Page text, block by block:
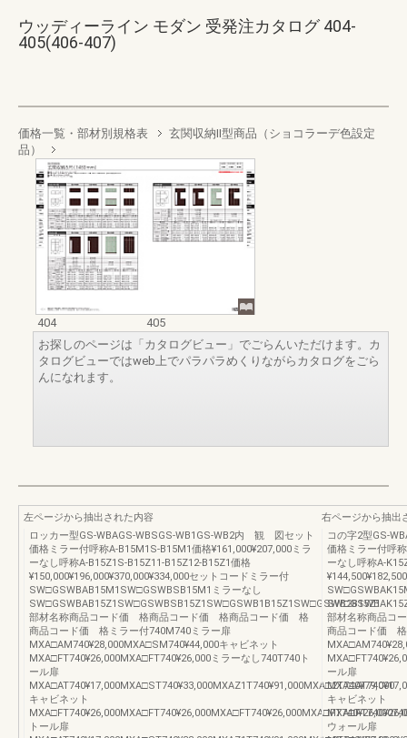
ウッディーライン モダン 受発注カタログ 404-
405(406-407)
価格一覧・部材別規格表
玄関収納II型商品（ショコラーデ色設定
品）
404
405
お探しのページは「カタログビュー」でごらんいただけます。カ
タログビューではweb上でパラパラめくりながらカタログをごら
んになれます。
左ページから抽出された内容
ロッカー型GS-WBAGS-WBSGS-WB1GS-WB2内 観 図セット
価格ミラー付呼称A-B15M1S-B15M1価格¥161,000¥207,000ミラ
ーなし呼称A-B15Z1S-B15Z11-B15Z12-B15Z1価格
¥150,000¥196,000¥370,000¥334,000セットコードミラー付
SW□GSWBAB15M1SW□GSWBSB15M1ミラーなし
SW□GSWBAB15Z1SW□GSWBSB15Z1SW□GSWB1B15Z1SW□GSWB2B15Z1
部材名称商品コード価 格商品コード価 格商品コード価 格
商品コード価 格ミラー付740M740ミラー扉
MXA□AM740¥28,000MXA□SM740¥44,000キャビネット
MXA□FT740¥26,000MXA□FT740¥26,000ミラーなし740T740ト
ール扉
MXA□AT740¥17,000MXA□ST740¥33,000MXAZ1T740¥91,000MXA□2T740¥79,000
キャビネット
トール扉
右ページから抽出
コの字2型GS-
価格ミラー付呼
ーなし呼称A-
部材名称商品コ
商品コード価 格
ール扉
キャビネット
ウォール扉